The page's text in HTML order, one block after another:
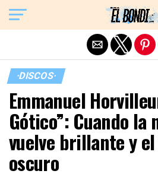
·DISCOS·
Emmanuel
Gótico”: Cuando la
vuelve brillante y
oscuro
Exit mobile